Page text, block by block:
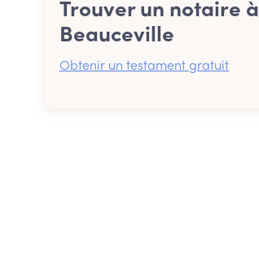
Trouver un notaire à
Beauceville
Obtenir un testament gratuit